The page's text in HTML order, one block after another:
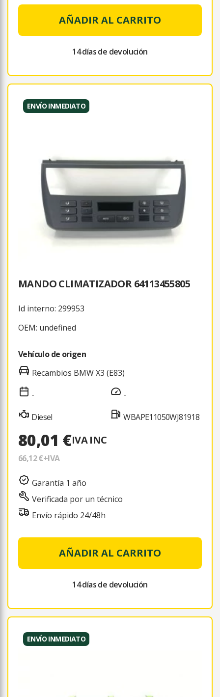
AÑADIR AL CARRITO
14 días de devolución
ENVÍO INMEDIATO
MANDO CLIMATIZADOR 64113455805
Id interno: 299953
OEM: undefined
Vehículo de origen
Recambios BMW X3 (E83)
-
Diesel
-
WBAPE11050WJ81918
80,01 €IVA INC
66,12 €+IVA
Garantía 1 año
Verificada por un técnico
Envío rápido 24/48h
AÑADIR AL CARRITO
14 días de devolución
ENVÍO INMEDIATO